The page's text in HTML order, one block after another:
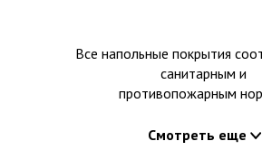
Все напольные покрытия
санитарным и
противопожарным
Смотреть еще